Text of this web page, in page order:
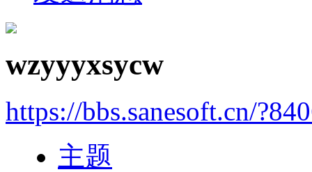
wzyyyxsycw
https://bbs.sanesoft.cn/
主题